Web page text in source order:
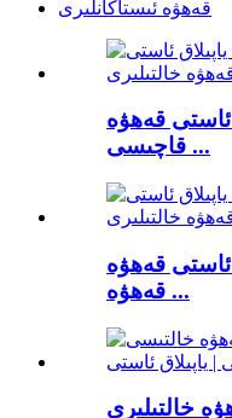
قەھۋە ئىستاكانلىرى
ئاستى قەھۋە
قاچىسى ...
ئاستى قەھۋە
قەھۋە ...
خالتىلىرى